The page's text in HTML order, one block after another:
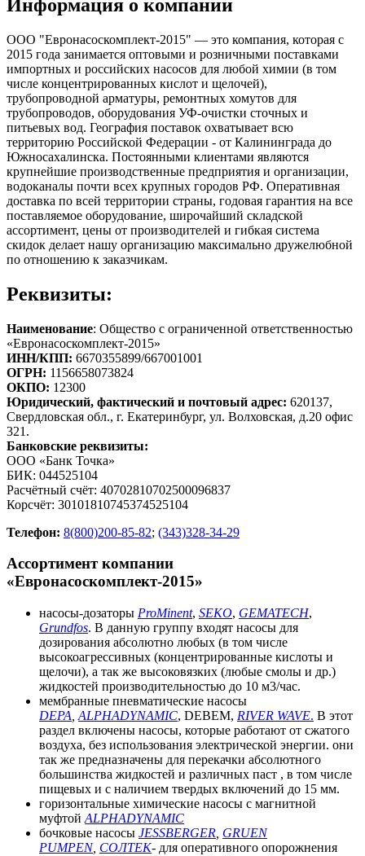
Информация о компании
ООО "Евронасоскомплект-2015" — это компания, которая с
2015 года занимается оптовыми и розничными поставками
импортных и российских насосов для любой химии (в том
числе концентрированных кислот и щелочей),
трубопроводной арматуры, ремонтных хомутов для
трубопроводов, оборудования УФ-очистки сточных и
питьевых вод. География поставок охватывает всю
территорию Российской Федерации - от Калининграда до
Южносахалинска. Постоянными клиентами являются
крупнейшие производственные предприятия и организации,
водоканалы почти всех крупных городов РФ. Оперативная
доставка по всей территории страны, годовая гарантия на все
поставляемое оборудование, широчайший складской
ассортимент, цены от производителей и гибкая система
скидок делает нашу организацию максимально дружелюбной
по отношению к заказчикам.
Реквизиты:
Наименование: Общество с ограниченной ответственностью
«Евронасоскомплект-2015»
ИНН/КПП: 6670355899/667001001
ОГРН: 1156658073824
ОКПО: 12300
Юридический, фактический и почтовый адрес: 620137,
Свердловская обл., г. Екатеринбург, ул. Волховская, д.20 офис
321.
Банковские реквизиты:
ООО «Банк Точка»
БИК: 044525104
Расчётный счёт: 40702810702500096837
Корсчёт: 30101810745374525104
Телефон: 8(800)200-85-82; (343)328-34-29
Ассортимент компании
«Евронасоскомплект-2015»
насосы-дозаторы ProMinent, SEKO, GEMATECH,
Grundfos. В данную группу входят насосы для
дозирования абсолютно любых (в том числе
высокоагрессивных (концентрированные кислоты и
щелочи), а так же высоковязких (любые смолы и др.)
жидкостей производительностью до 10 м3/час.
мембранные пневматические насосы
DEPA ALPHADYNAMIC, DEBEM, RIVER WAVE. В этот
раздел включены насосы, которые работают от сжатого
воздуха, без использования электрической энергии. они
так же предназначены для перекачки абсолютного
большинства жидкостей и различных паст , в том числе
пищевых и с наличием твердых включений до 15 мм.
горизонтальные химические насосы с магнитной
муфтой ALPHADYNAMIC
бочковые насосы JESSBERGER GRUEN
PUMPEN, СОЛТЕК- для оперативного опорожнения